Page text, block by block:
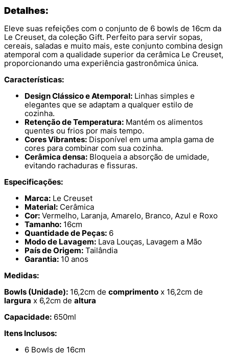
Detalhes:
Eleve suas refeições com o conjunto de 6 bowls de 16cm da
Le Creuset, da coleção Gift. Perfeito para servir sopas,
cereais, saladas e muito mais, este conjunto combina design
atemporal com a qualidade superior da cerâmica Le Creuset,
proporcionando uma experiência gastronômica única.
Características:
Design Clássico e Atemporal: Linhas simples e
elegantes que se adaptam a qualquer estilo de
cozinha.
Retenção de Temperatura: Mantém os alimentos
quentes ou frios por mais tempo.
Cores Vibrantes: Disponível em uma ampla gama de
cores para combinar com sua cozinha.
Cerâmica densa: Bloqueia a absorção de umidade,
evitando rachaduras e fissuras.
Especificações:
Marca: Le Creuset
Material: Cerâmica
Cor: Vermelho, Laranja, Amarelo, Branco, Azul e Roxo
Tamanho: 16cm
Quantidade de Peças: 6
Modo de Lavagem: Lava Louças, Lavagem a Mão
País de Origem: Tailândia
Garantia: 10 anos
Medidas:
Bowls (Unidade): 16,2cm de comprimento x 16,2cm de
largura x 6,2cm de altura
Capacidade: 650ml
Itens Inclusos:
6 Bowls de 16cm